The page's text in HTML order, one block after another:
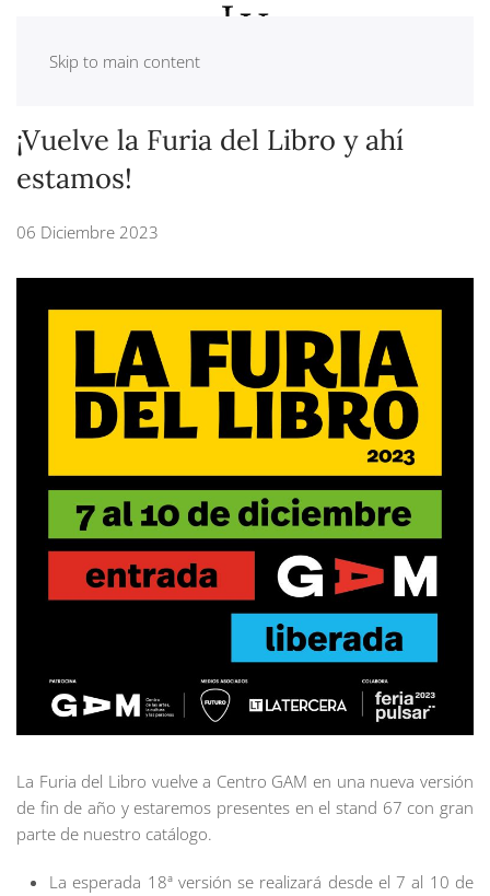
Skip to main content
¡Vuelve la Furia del Libro y ahí
estamos!
06 Diciembre 2023
La Furia del Libro vuelve a Centro GAM en una nueva versión
de fin de año y estaremos presentes en el stand 67 con gran
parte de nuestro catálogo.
La esperada 18ª versión se realizará desde el 7 al 10 de